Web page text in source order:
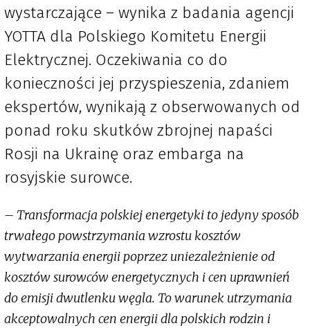
wystarczające – wynika z badania agencji
YOTTA dla Polskiego Komitetu Energii
Elektrycznej. Oczekiwania co do
konieczności jej przyspieszenia, zdaniem
ekspertów, wynikają z obserwowanych od
ponad roku skutków zbrojnej napaści
Rosji na Ukrainę oraz embarga na
rosyjskie surowce.
– Transformacja polskiej energetyki to jedyny sposób
trwałego powstrzymania wzrostu kosztów
wytwarzania energii poprzez uniezależnienie od
kosztów surowców energetycznych i cen uprawnień
do emisji dwutlenku węgla. To warunek utrzymania
akceptowalnych cen energii dla polskich rodzin i